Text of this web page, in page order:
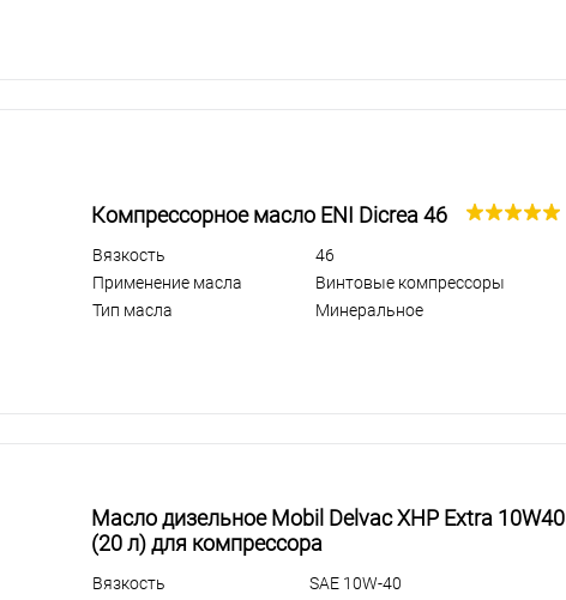
Компрессорное масло ENI Dicrea 46
Вязкость
46
Применение масла
Винтовые компрессоры
Тип масла
Минеральное
Масло дизельное Mobil Delvac XHP Extra 10W40
(20 л) для компрессора
Вязкость
SAE 10W-40